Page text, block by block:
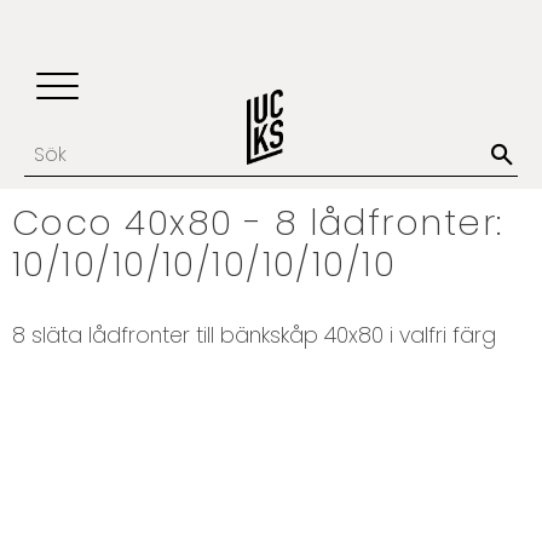
Coco 40x80 - 8 lådfronter:
10/10/10/10/10/10/10/10
8 släta lådfronter till bänkskåp 40x80 i valfri färg